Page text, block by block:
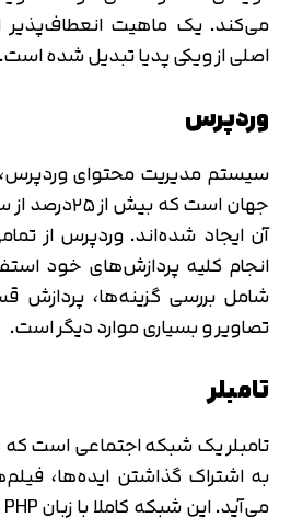
اصلی از ویکی پدیا تبدیل شده است.
وردپرس
سیستم مدیریت محتوای
جهان است که
انجام کلیه پردازش‌های خود
شامل بررسی گزینه‌ها، پردازش
تصاویر و بسیاری موارد دیگر است.
تامبلر
تامبلر یک شبکه اجتماعی است که
به اشتراک گذاشتن ایده‌ها،